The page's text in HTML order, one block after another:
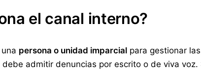
el canal interno?
persona o unidad imparcial para gestionar
debe admitir denuncias por escrito o de viva